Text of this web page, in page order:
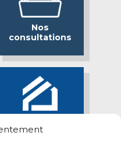
Nos
consultations
Attractif